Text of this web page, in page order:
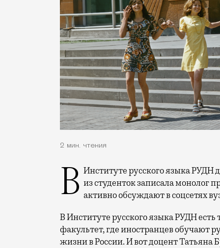
2 мин. чтения
В Институте русского языка РУДН девушек отчитали за откровенную одежду. Одна из студенток записала монолог
активно обсуждают в соцсетях
В Институте русского языка РУДН
факультет, где иностранцев обучают
жизни в России. И вот доцент Татьяна